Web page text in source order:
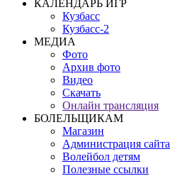
КАЛЕНДАРЬ ИГР
Кузбасс
Кузбасс-2
МЕДИА
Фото
Архив фото
Видео
Скачать
Онлайн трансляция
БОЛЕЛЬЩИКАМ
Магазин
Администрация сайта
Волейбол детям
Полезные ссылки